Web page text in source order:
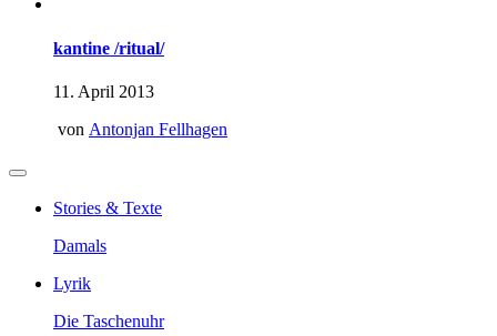
kantine /ritual/
11. April 2013
von Antonjan Fellhagen
Stories & Texte
Damals
Lyrik
Die Taschenuhr